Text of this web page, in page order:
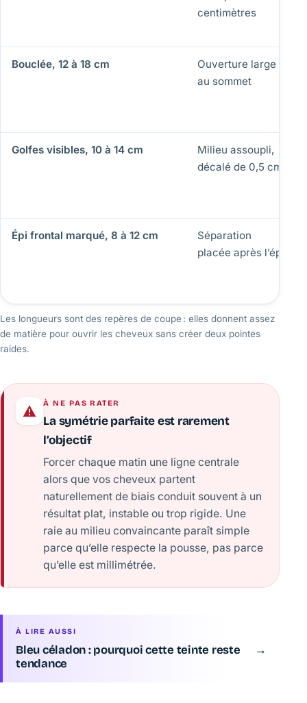
centimètres
Bouclée, 12 à 18 cm
Ouverture large
au sommet
Golfes visibles, 10 à 14 cm
Milieu assoupli,
décalé de 0,5 cm
Épi frontal marqué, 8 à 12 cm
Séparation
placée après l’épi
Les longueurs sont des repères de coupe : elles donnent assez
de matière pour ouvrir les cheveux sans créer deux pointes
raides.
À NE PAS RATER
La symétrie parfaite est rarement
l’objectif
Forcer chaque matin une ligne centrale
alors que vos cheveux partent
naturellement de biais conduit souvent à un
résultat plat, instable ou trop rigide. Une
raie au milieu convaincante paraît simple
parce qu’elle respecte la pousse, pas parce
qu’elle est millimétrée.
À LIRE AUSSI
Bleu céladon : pourquoi cette teinte reste
tendance
→